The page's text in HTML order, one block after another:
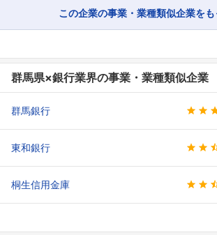
この企業の事業・業種類似企業を
群馬県×銀行業界の事業・業種類似企業
群馬銀行
東和銀行
桐生信用金庫